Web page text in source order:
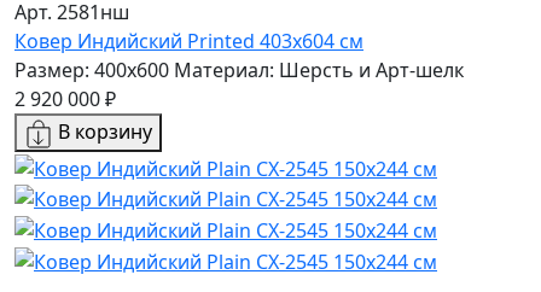
Арт. 2581нш
Ковер Индийский Printed 403x604 см
Размер: 400x600 Материал: Шерсть и Арт-шелк
2 920 000 ₽
В корзину